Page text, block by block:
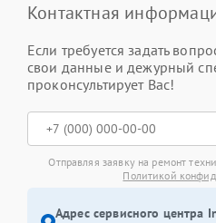
Контактная
Если требуется задать
свои данные и дежурный
проконсультирует Вас!
Отправляя заявку на ремонт
Политикой
Адрес сервисного центра